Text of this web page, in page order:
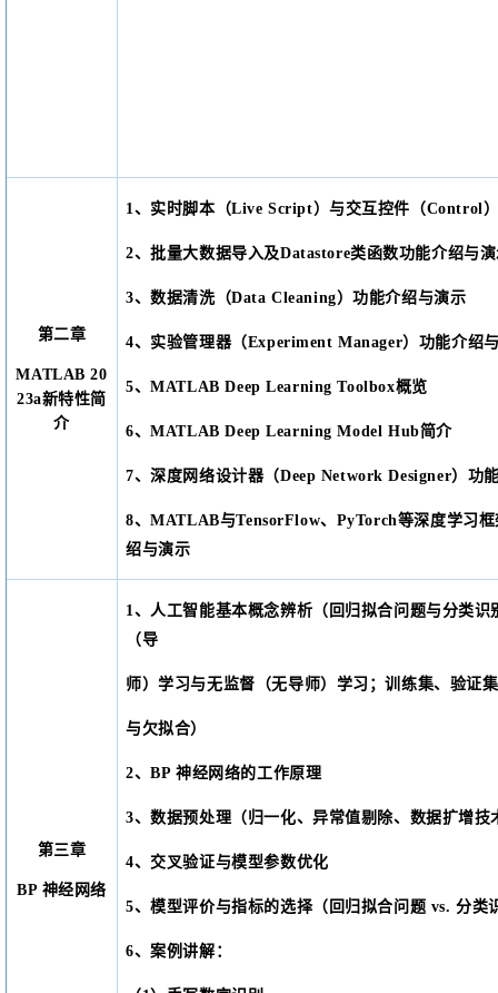
第二章
MATLAB 20
23a新特性简
介
1、实时脚本（Live Script）与交互控件（Control
2、批量大数据导入及Datastore类函数功能介绍与
3、数据清洗（Data Cleaning）功能介绍与演示
4、实验管理器（Experiment Manager）功能介绍
5、MATLAB Deep Learning Toolbox概览
6、MATLAB Deep Learning Model Hub简介
7、深度网络设计器（Deep Network Designer）功
8、MATLAB与TensorFlow、PyTorch等深度学习
绍与演示
第三章
BP 神经网络
1、人工智能基本概念辨析（回归拟合问题与分类识
（导
师）学习与无监督（无导师）学习；训练集、验证
与欠拟合）
2、BP 神经网络的工作原理
3、数据预处理（归一化、异常值剔除、数据扩增
4、交叉验证与模型参数优化
5、模型评价与指标的选择（回归拟合问题 vs. 分类
6、案例讲解：